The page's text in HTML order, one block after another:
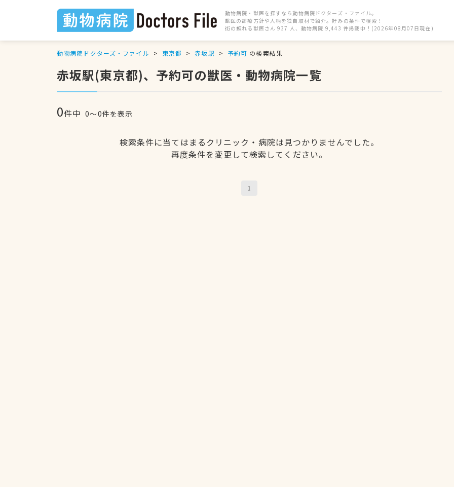
動物病院・獣医を探すなら動物病院ドクターズ・ファイル。
獣医の診療方針や人柄を独自取材で紹介。好みの条件で検索！
街の頼れる獣医さん 937 人、動物病院 9,443 件掲載中！(2026年08月07日現在)
動物病院ドクターズ・ファイル 東京都 赤坂駅 予約可 の検索結果
赤坂駅(東京都)、予約可の獣医・動物病院一覧
0件中 0〜0件を表示
検索条件に当てはまるクリニック・病院は見つかりませんでした。
再度条件を変更して検索してください。
1